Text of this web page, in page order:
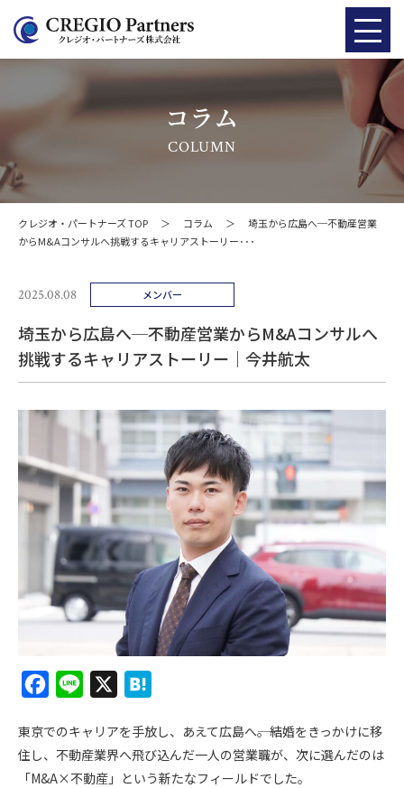
コラム
COLUMN
クレジオ・パートナーズ TOP ＞ コラム ＞
埼玉から広島へ─不動産営業
からM&Aコンサルへ挑戦するキャリアストーリー･･･
2025.08.08 メンバー
埼玉から広島へ─不動産営業からM&Aコンサルへ
挑戦するキャリアストーリー｜今井航太
c
n
e
t
e
東京でのキャリアを手放し、あえて広島へ――。結婚をきっかけに移
住し、不動産業界へ飛び込んだ一人の営業職が、次に選んだのは
「M&A×不動産」という新たなフィールドでした。